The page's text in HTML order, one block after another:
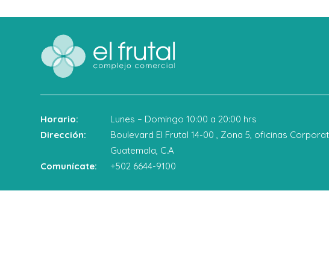
Horario:
Lunes – Domingo 10:00 a 20:00 hrs
Dirección:
Boulevard El Frutal 14-00 , Zona 5, oficinas
Guatemala, C.A
Comunícate:
+502 6644-9100